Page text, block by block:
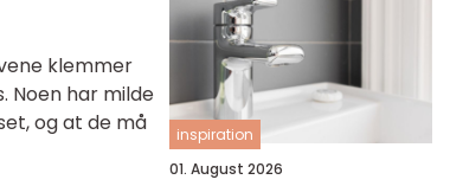
klemmer
Noen har milde
og at de må
inspiration
01. August 2026